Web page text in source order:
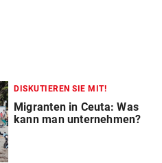
DISKUTIEREN SIE MIT!
Migranten in Ceuta: Was
kann man unternehmen?